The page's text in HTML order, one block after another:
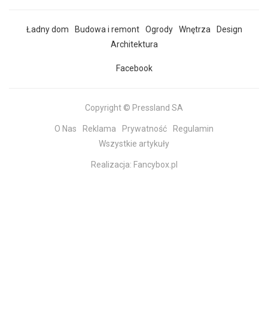
Ładny dom Budowa i remont Ogrody Wnętrza
Design
Architektura
Facebook
Copyright © Pressland SA
O Nas Reklama Prywatność
Regulamin
Wszystkie artykuły
Realizacja: Fancybox.pl